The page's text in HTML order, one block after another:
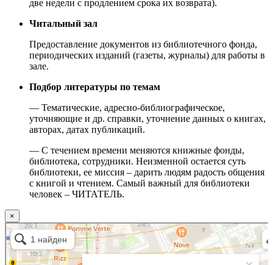
две недели с продлением срока их возврата).
Читальный зал
Предоставление документов из библиотечного фонда,
периодических изданий (газеты, журналы) для работы в
зале.
Подбор литературы по темам
— Тематические, адресно-библиографическое,
уточняющие и др. справки, уточнение данных о книгах,
авторах, датах публикаций.
— С течением времени меняются книжные фонды,
библиотека, сотрудники. Неизменной остается суть
библиотеки, ее миссия – дарить людям радость общения
с книгой и чтением. Самый важный для библиотеки
человек – ЧИТАТЕЛЬ.
×
Москва
Малый Татарский переулок, 8 на карте Москвы, ближайшее метро Новокузнецкая —
Яндекс.Карты